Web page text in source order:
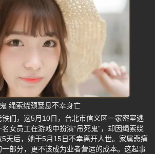
绳索绕颈窒息不幸身亡
们，这5月10日，台北市信义区一家密室逃
女员工在游戏中扮演“吊死鬼”，却因绳索绕
天后，她于5月15日不幸离开人世。家属悲痛
部分，更不该成为业者营运的成本。这起事